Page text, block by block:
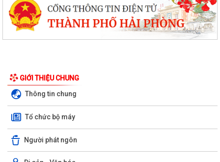
GIỚI THIỆU CHUNG
Thông tin chung
Tổ chức bộ máy
Người phát ngôn